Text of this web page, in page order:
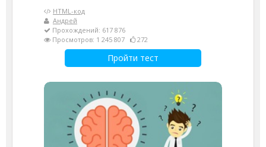
HTML-код
Андрей
Прохождений: 617 876
Просмотров: 1 245 807
272
Пройти тест